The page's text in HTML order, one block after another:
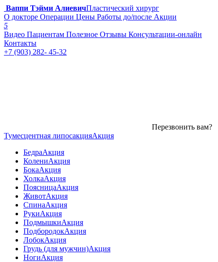
Ваппи Тэйми АлиевичПластический хирург
О докторе Операции Цены Работы до/после Акции
5
Видео Пациентам Полезное Отзывы Консультации-онлайн
Контакты
+7 (903) 282- 45-32
Перезвонить вам?
Тумесцентная липосакцияАкция
БедраАкция
КолениАкция
БокаАкция
ХолкаАкция
ПоясницаАкция
ЖивотАкция
СпинаАкция
РукиАкция
ПодмышкиАкция
ПодбородокАкция
ЛобокАкция
Грудь (для мужчин)Акция
НогиАкция